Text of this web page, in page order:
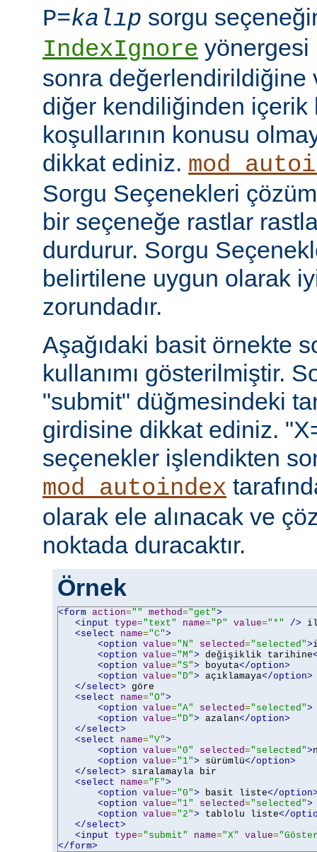
P=kalıp sorgu
IndexIgnore yönergesi
sonra değerlendirildiğine
diğer kendiliğinden içerik
koşullarının konusu
dikkat ediniz.
Sorgu Seçenekleri
bir seçeneğe rastlar
durdurur. Sorgu
belirtilene uygun olarak
zorundadır.
Aşağıdaki basit örnekte
kullanımı gösterilmiştir.
"submit" düğmesindeki
girdisine dikkat ediniz.
seçenekler işlendikten
mod_autoindex
olarak ele alınacak ve
noktada duracaktır.
Örnek
<form action="" method="get">
<input
type="text" name="P" value="*" />
<select
name="C">
<option value="N" selected="selected">
<option value="M"> değişiklik tarihine
<option value="S"> boyuta</option>
<option value="D"> açıklamaya</option>
</select> göre
<select
name="O">
<option value="A" selected="selected">
<option value="D"> azalan</option>
</select>
<select
name="V">
<option value="0" selected="selected">
<option value="1"> sürümlü</option>
</select> sıralamayla bir
<select
name="F">
<option value="0"> basit liste</
<option value="1" selected="selected">
<option value="2"> tablolu liste</
</select>
<input
type="submit" name="X" value=
</form>